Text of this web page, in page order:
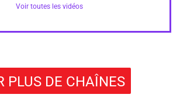
Voir toutes les vidéos
PLUS DE CHAÎNES